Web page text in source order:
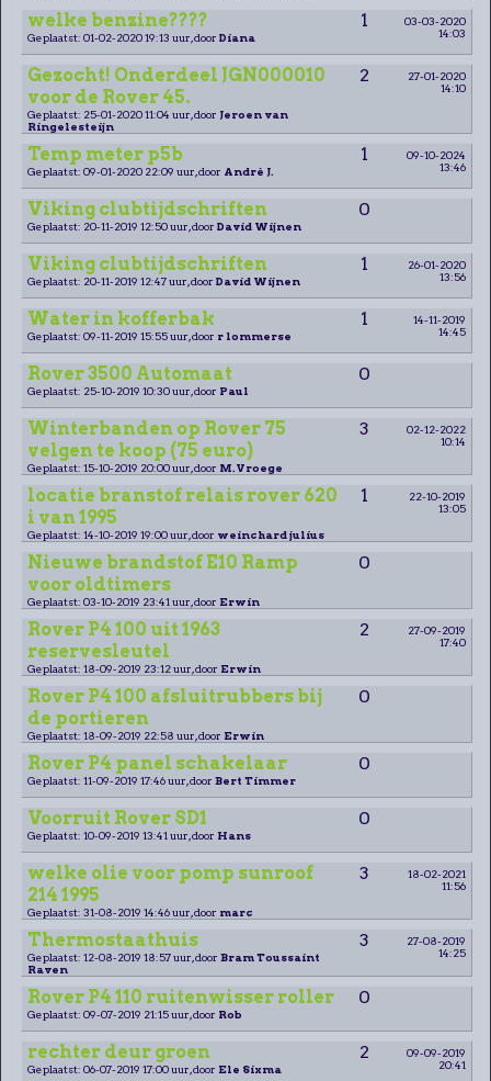
welke benzine???? 1
03-03-2020
14:03
Geplaatst: 01-02-2020 19:13 uur, door Diana
Gezocht! Onderdeel JGN000010
voor de Rover 45.
2
27-01-2020
14:10
Geplaatst: 25-01-2020 11:04 uur, door Jeroen van
Ringelesteijn
Temp meter p5b 1
09-10-2024
13:46
Geplaatst: 09-01-2020 22:09 uur, door André J.
Viking clubtijdschriften 0
Geplaatst: 20-11-2019 12:50 uur, door David Wijnen
Viking clubtijdschriften 1
26-01-2020
13:56
Geplaatst: 20-11-2019 12:47 uur, door David Wijnen
Water in kofferbak 1
14-11-2019
14:45
Geplaatst: 09-11-2019 15:55 uur, door r lommerse
Rover 3500 Automaat 0
Geplaatst: 25-10-2019 10:30 uur, door Paul
Winterbanden op Rover 75
velgen te koop (75 euro)
3
02-12-2022
10:14
Geplaatst: 15-10-2019 20:00 uur, door M.Vroege
locatie branstof relais rover 620
i van 1995
1
22-10-2019
13:05
Geplaatst: 14-10-2019 19:00 uur, door weinchard julius
Nieuwe brandstof E10 Ramp
voor oldtimers
0
Geplaatst: 03-10-2019 23:41 uur, door Erwin
Rover P4 100 uit 1963
reservesleutel
2
27-09-2019
17:40
Geplaatst: 18-09-2019 23:12 uur, door Erwin
Rover P4 100 afsluitrubbers bij
de portieren
0
Geplaatst: 18-09-2019 22:58 uur, door Erwin
Rover P4 panel schakelaar 0
Geplaatst: 11-09-2019 17:46 uur, door Bert Timmer
Voorruit Rover SD1 0
Geplaatst: 10-09-2019 13:41 uur, door Hans
welke olie voor pomp sunroof
214 1995
3
18-02-2021
11:56
Geplaatst: 31-08-2019 14:46 uur, door marc
Thermostaathuis 3
27-08-2019
14:25
Geplaatst: 12-08-2019 18:57 uur, door Bram Toussaint
Raven
Rover P4 110 ruitenwisser roller 0
Geplaatst: 09-07-2019 21:15 uur, door Rob
rechter deur groen 2
09-09-2019
20:41
Geplaatst: 06-07-2019 17:00 uur, door Ele Sixma